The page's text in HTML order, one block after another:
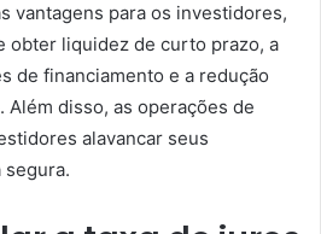
vantagens para os investidores,
obter liquidez de curto prazo, a
de financiamento e a redução
Além disso, as operações de
alavancar seus